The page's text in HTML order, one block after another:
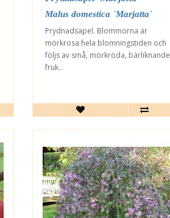
Malus domestica `Marjatta`
Prydnadsapel. Blommorna är
mörkrosa hela blomningstiden och
följs av små, mörkröda, bärliknande
fruk..